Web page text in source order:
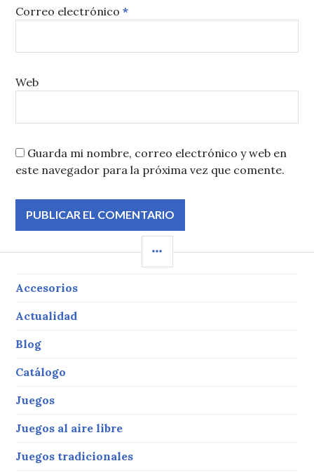
Correo electrónico*
Web
Guarda mi nombre, correo electrónico y web en
este navegador para la próxima vez que comente.
LATERAL
Accesorios
Actualidad
Blog
Catálogo
Juegos
Juegos al aire libre
Juegos tradicionales